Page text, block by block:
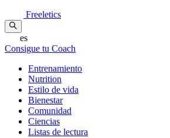
Freeletics
es
Consigue tu Coach
Entrenamiento
Nutrition
Estilo de vida
Bienestar
Comunidad
Ciencias
Listas de lectura